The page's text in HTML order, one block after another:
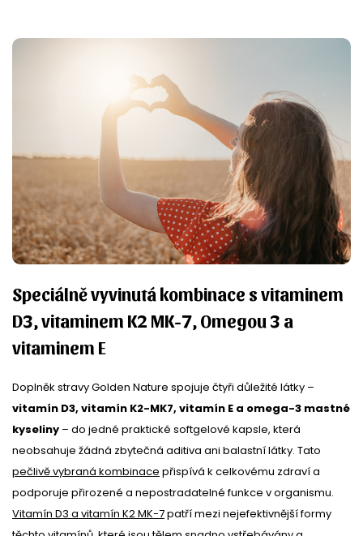
Speciálně vyvinutá kombinace s vitaminem
D3, vitaminem K2 MK-7, Omegou 3 a
vitaminem E
Doplněk stravy Golden Nature spojuje čtyři důležité látky –
vitamín D3, vitamín K2-MK7, vitamín E a omega-3 mastné
kyseliny – do jedné praktické softgelové kapsle, která
neobsahuje žádná zbytečná aditiva ani balastní látky. Tato
pečlivě vybraná kombinace přispívá k celkovému zdraví a
podporuje přirozené a nepostradatelné funkce v organismu.
Vitamín D3 a vitamín K2 MK-7patří mezi nejefektivnější formy